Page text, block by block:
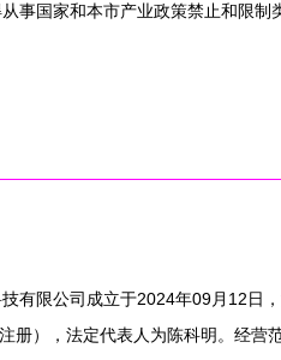
事国家和本市产业政策禁止和限制
有限公司成立于2024年09月12日
册），法定代表人为陈科明。经营